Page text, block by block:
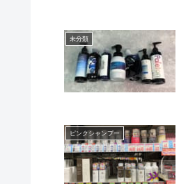
未分類
ピンクシャンプー